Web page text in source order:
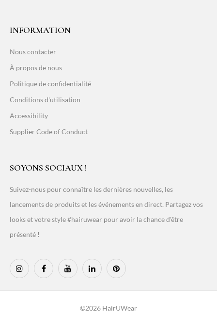
INFORMATION
Nous contacter
À propos de nous
Politique de confidentialité
Conditions d'utilisation
Accessibility
Supplier Code of Conduct
SOYONS SOCIAUX !
Suivez-nous pour connaître les dernières nouvelles, les
lancements de produits et les événements en direct. Partagez vos
looks et votre style #hairuwear pour avoir la chance d'être
présenté !
©2026 HairUWear